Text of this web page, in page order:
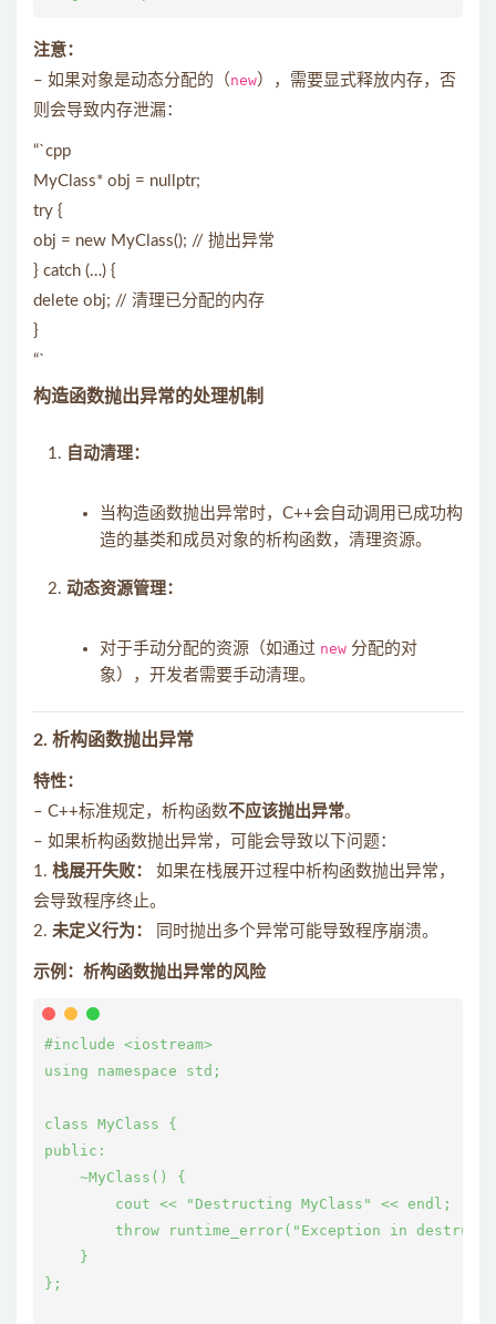
注意：
– 如果对象是动态分配的（new），需要显式释放内存，否
则会导致内存泄漏：
“`cpp
MyClass* obj = nullptr;
try {
obj = new MyClass(); // 抛出异常
} catch (…) {
delete obj; // 清理已分配的内存
}
“`
构造函数抛出异常的处理机制
自动清理：
当构造函数抛出异常时，C++会自动调用已成功构
造的基类和成员对象的析构函数，清理资源。
动态资源管理：
对于手动分配的资源（如通过 new 分配的对
象），开发者需要手动清理。
2. 析构函数抛出异常
特性：
– C++标准规定，析构函数不应该抛出异常。
– 如果析构函数抛出异常，可能会导致以下问题：
1. 栈展开失败：
如果在栈展开过程中析构函数抛出异常，
会导致程序终止。
2. 未定义行为： 同时抛出多个异常可能导致程序崩溃。
示例：析构函数抛出异常的风险
#include <iostream>
using namespace std;
class MyClass {
public:
    ~MyClass() {
        cout << "Destructing MyClass" << endl;
throw runtime_error("Exception in
    }
};